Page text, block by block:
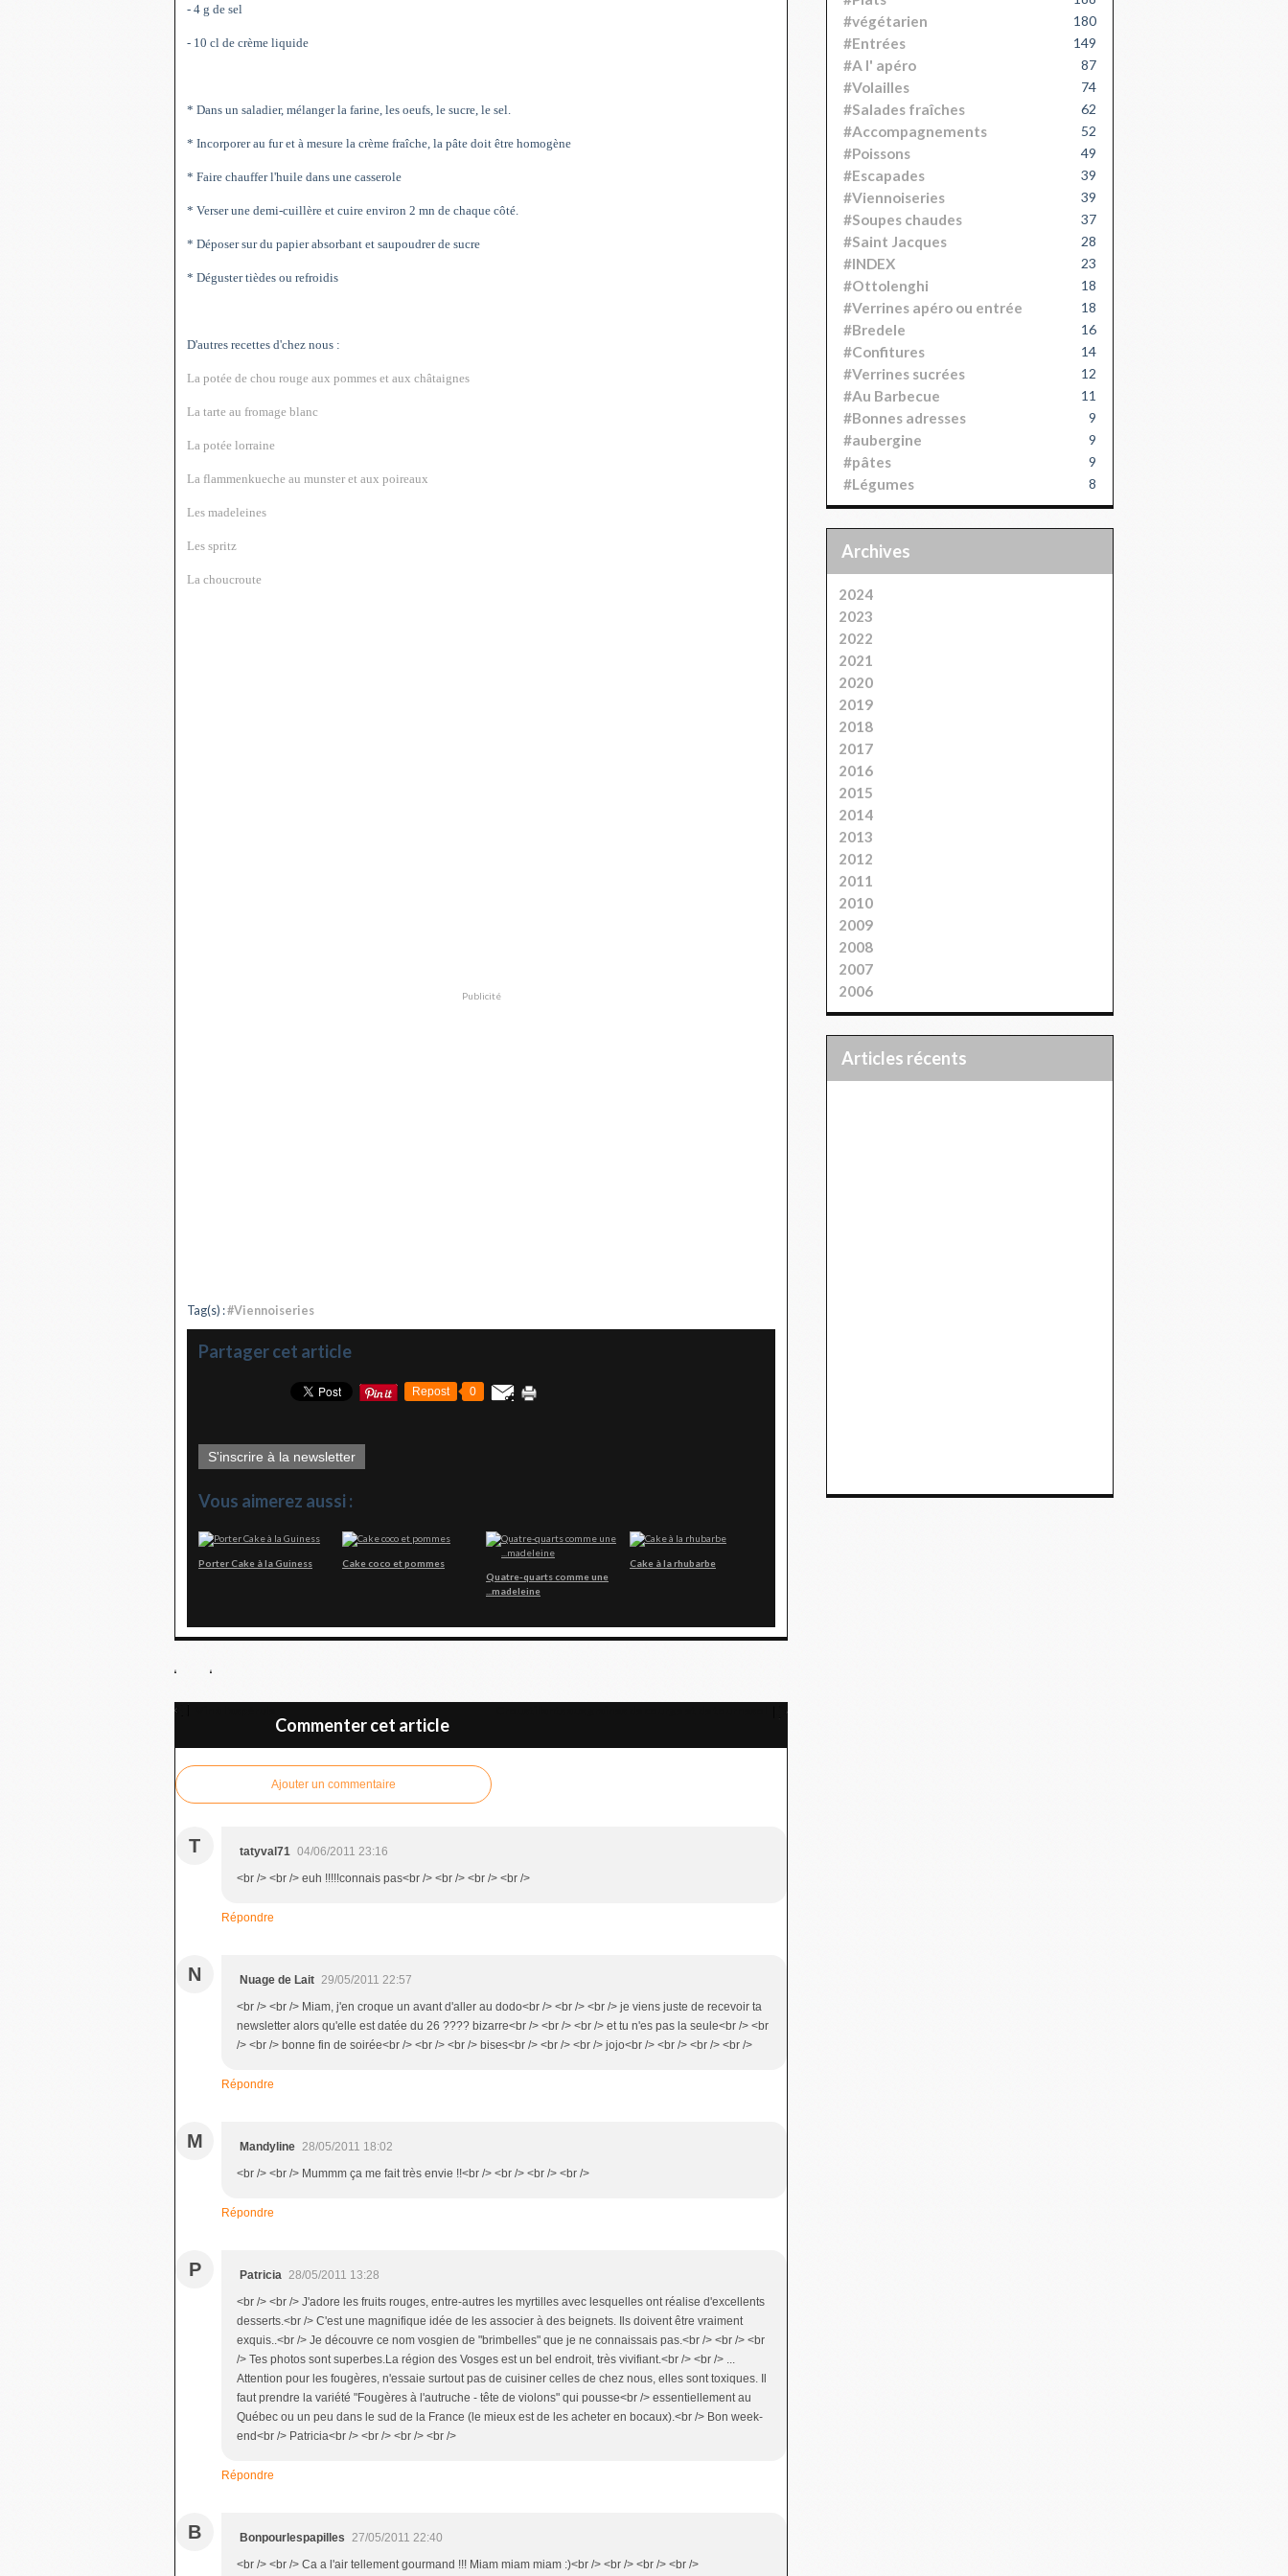
- 4 g de sel
- 10 cl de crème liquide
* Dans un saladier, mélanger la farine, les oeufs, le sucre, le sel.
* Incorporer au fur et à mesure la crème fraîche, la pâte doit être homogène
* Faire chauffer l'huile dans une casserole
* Verser une demi-cuillère et cuire environ 2 mn de chaque côté.
* Déposer sur du papier absorbant et saupoudrer de sucre
* Déguster tièdes ou refroidis
D'autres recettes d'chez nous :
La potée de chou rouge aux pommes et aux châtaignes
La tarte au fromage blanc
La potée lorraine
La flammenkueche au munster et aux poireaux
Les madeleines
Les spritz
La choucroute
Publicité
Tag(s) :#Viennoiseries
Partager cet article
Repost 0
S'inscrire à la newsletter
Vous aimerez aussi :
Porter Cake à la Guiness
Cake coco et pommes
Quatre-quarts comme une
...madeleine
Cake à la rhubarbe
Commenter cet article
Ajouter un commentaire
T tatyval71 04/06/2011 23:16
<br /> <br /> euh !!!!!connais pas<br /> <br /> <br /> <br />
Répondre
N Nuage de Lait 29/05/2011 22:57
<br /> <br /> Miam, j'en croque un avant d'aller au dodo<br /> <br /> <br /> je viens juste de recevoir ta
newsletter alors qu'elle est datée du 26 ???? bizarre<br /> <br /> <br /> et tu n'es pas la seule<br /> <br
/> <br /> bonne fin de soirée<br /> <br /> <br /> bises<br /> <br /> <br /> jojo<br /> <br /> <br /> <br />
Répondre
M Mandyline 28/05/2011 18:02
<br /> <br /> Mummm ça me fait très envie !!<br /> <br /> <br /> <br />
Répondre
P Patricia 28/05/2011 13:28
<br /> <br /> J'adore les fruits rouges, entre-autres les myrtilles avec lesquelles ont réalise d'excellents
desserts.<br /> C'est une magnifique idée de les associer à des beignets. Ils doivent être vraiment
exquis..<br /> Je découvre ce nom vosgien de "brimbelles" que je ne connaissais pas.<br /> <br /> <br
/> Tes photos sont superbes.La région des Vosges est un bel endroit, très vivifiant.<br /> <br /> ...
Attention pour les fougères, n'essaie surtout pas de cuisiner celles de chez nous, elles sont toxiques. Il
faut prendre la variété "Fougères à l'autruche - tête de violons" qui pousse<br /> essentiellement au
Québec ou un peu dans le sud de la France (le mieux est de les acheter en bocaux).<br /> Bon week-
end<br /> Patricia<br /> <br /> <br /> <br />
Répondre
B Bonpourlespapilles 27/05/2011 22:40
<br /> <br /> Ca a l'air tellement gourmand !!! Miam miam miam :)<br /> <br /> <br /> <br />
#végétarien 180
#Entrées 149
#A l' apéro 87
#Volailles 74
#Salades fraîches 62
#Accompagnements 52
#Poissons 49
#Escapades 39
#Viennoiseries 39
#Soupes chaudes 37
#Saint Jacques 28
#INDEX 23
#Ottolenghi 18
#Verrines apéro ou entrée 18
#Bredele 16
#Confitures 14
#Verrines sucrées 12
#Au Barbecue 11
#Bonnes adresses 9
#aubergine 9
#pâtes 9
#Légumes 8
Archives
2024
2023
2022
2021
2020
2019
2018
2017
2016
2015
2014
2013
2012
2011
2010
2009
2008
2007
2006
articles récents